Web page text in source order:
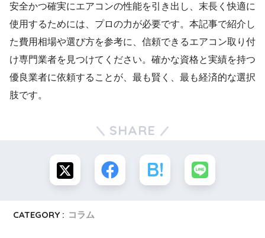
安全かつ確実にエアコンの性能を引き出し、末長く快適に
使用するためには、プロの力が必要です。本記事で紹介し
た費用相場や選び方を参考に、信頼できるエアコン取り付
け専門業者を見つけてください。確かな資格と実績を持つ
優良業者に依頼することが、最も賢く、最も経済的な選択
肢です。
SHARE
CATEGORY : コラム